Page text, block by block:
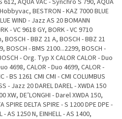
BESTRON - KAZ 7000 BLUE
WIND - Jazz AS 20 BOMANN
- VC 9618 GY, BORK - VC 9710
- BBZ 21 A, BOSCH - BBZ 21
BOSCH - BMS 2100...2299, BOSCH -
- Org. Typ X CALOR CALOR - Duo
4698, CALOR - Duo 4699, CALOR -
- BS 1261 CMI CMI - CMI COLUMBUS
- Jazz 20 DAREL DAREL - XWDA 150
XW, DE’LONGHI - Darel XWDA 150,
SPIRE DELTA SPIRE - S 1200 DPE DPE -
- AS 1250 N, EINHELL - AS 1400,